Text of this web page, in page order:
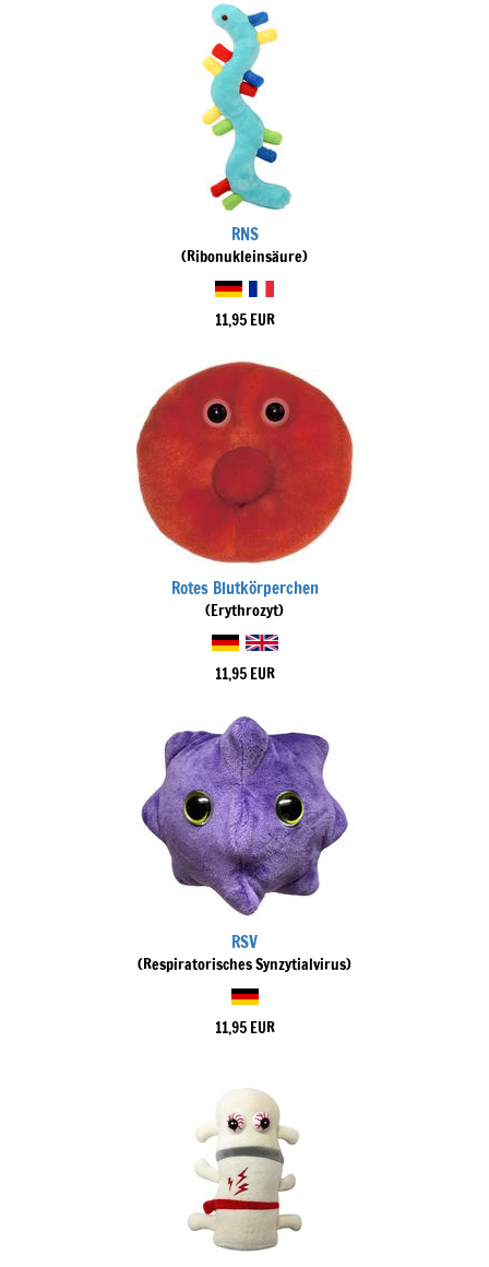
RNS
(Ribonukleinsäure)
11,95 EUR
Rotes Blutkörperchen
(Erythrozyt)
11,95 EUR
RSV
(Respiratorisches Synzytialvirus)
11,95 EUR